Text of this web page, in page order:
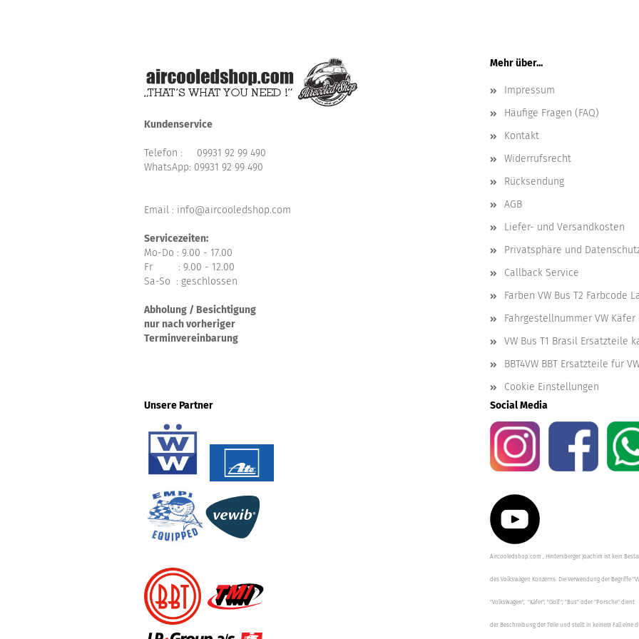
Kundenservice
Telefon : 09931 92 99 490
WhatsApp: 09931 92 99 490
Email : info@aircooledshop.com
Servicezeiten:
Mo-Do : 9.00 - 17.00
Fr : 9.00 - 12.00
Sa-So : geschlossen
Abholung / Besichtigung
nur nach vorheriger
Terminvereinbarung
Mehr über...
Impressum
Häufige Fragen (FAQ)
Kontakt
Widerrufsrecht
Rücksendung
AGB
Liefer- und Versandkosten
Privatsphäre und
Callback Service
Farben VW Bus T2 Farbcode
Fahrgestellnummer VW Käfer
VW Bus T1 Brasil Ersatzteile
BBT4VW BBT Ersatzteile für
Cookie Einstellungen
Unsere Partner
Social Media
Aircooledshop.com , Hintersberger Joachim ist kein
des Volkswagen Konzerns. Die Verwendung der Begriffe
"Volkswagen", "Käfer", "Golf", "Bus" oder "Porsche" dient
der Beschreibung der Teile und stellt in keinem Fall eine